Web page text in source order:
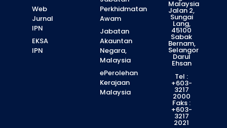
Web
Jurnal
IPN
EKSA
IPN
Perkhidmatan
Awam
Jabatan
Akauntan
Negara,
Malaysia
ePerolehan
Kerajaan
Malaysia
Malaysia
Jalan 2,
Sungai
Lang,
45100
Sabak
Bernam,
Selangor
Darul
Ehsan
Tel :
+603-
3217
2000
Faks :
+603-
3217
2021